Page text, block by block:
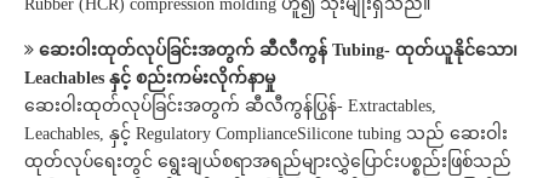
Rubber (HCR) compression molding ဟူ၍ သုံးမျိုးရှိသည်။
ဆေးဝါးထုတ်လုပ်ခြင်းအတွက် ဆီလီကွန် Tubing- ထုတ်ယူနိုင်သော၊
Leachables နှင့် စည်းကမ်းလိုက်နာမှု
ဆေးဝါးထုတ်လုပ်ခြင်းအတွက် ဆီလီကွန်ပြွန်- Extractables,
Leachables, နှင့် Regulatory ComplianceSilicone tubing သည် ဆေးဝါး
ထုတ်လုပ်ရေးတွင် ရွေးချယ်စရာအရည်များလွှဲပြောင်းပစ္စည်းဖြစ်သည်